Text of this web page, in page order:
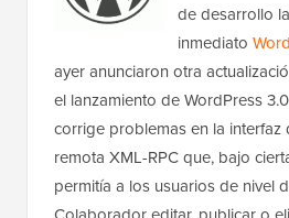
de desarrollo
inmediato
ayer anunciaron otra
el lanzamiento de WordPress
corrige problemas en la interfaz
remota XML-RPC que, bajo
permitía a los usuarios de nivel